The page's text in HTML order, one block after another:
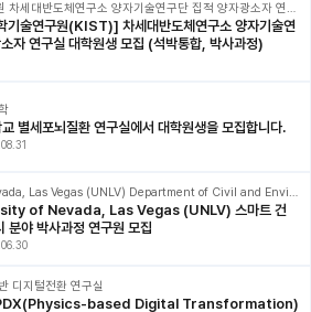
한국과학기술연구원 차세대반도체연구소 양자기술연구단 집적 양자광소자 연구실
자 연구실 대학원생 모집 (석박통합, 박사과정)
별세포뇌질환 연구실에서 대학원생을 모집합니다.
University of Nevada, Las Vegas (UNLV) Department of Civil and Environmental Engineering and Construction
분야 박사과정 연구원 모집
디지털전환 연구실